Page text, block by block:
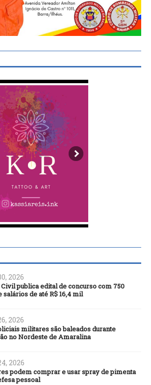
2026
publica edital de concurso com 750
salários de até R$ 16,4 mil
2026
militares são baleados durante
no Nordeste de Amaralina
2026
podem comprar e usar spray de pimenta
pessoal